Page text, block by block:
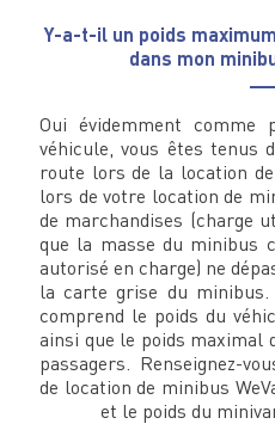
Y-a-t-il un poids
dans mon
Oui évidemment
véhicule, vous êtes tenus
route lors de la location
lors de votre location de
de marchandises (charge
que la masse du minibus
autorisé en charge) ne
la carte grise du
comprend le poids du
ainsi que le poids maximal
passagers. Renseignez-
de location de minibus
et le poids du